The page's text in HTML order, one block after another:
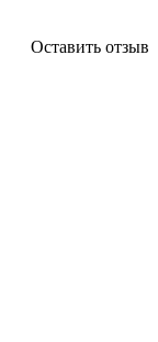
Оставить отзыв